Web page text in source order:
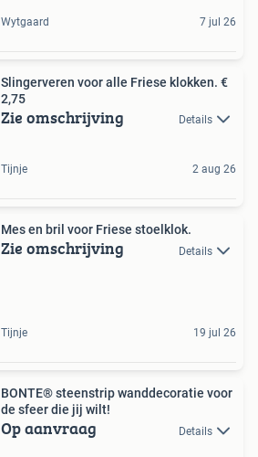
Wytgaard 7 jul 26
Slingerveren voor alle Friese klokken. €
2,75
Zie omschrijving Details
Tijnje 2 aug 26
Mes en bril voor Friese stoelklok.
Zie omschrijving Details
Tijnje 19 jul 26
BONTE® steenstrip wanddecoratie voor
de sfeer die jij wilt!
Op aanvraag Details